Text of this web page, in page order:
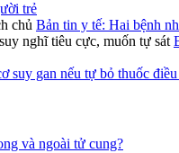
trẻ
Bản tin y tế: Hai bệnh
suy gan nếu tự bỏ thuốc
và ngoài tử cung?